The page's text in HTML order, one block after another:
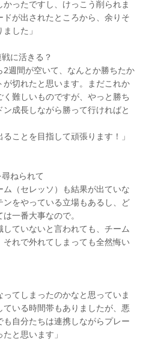
かったですし、けっこう削られま
が出されたところから、余りそ
した」
に活きる？
2週間が空いて、なんとか勝ちたか
切れたと思います。まだこれか
難しいものですが、やっと勝ち
成長しながら勝って行ければと
ことを目指して頑張ります！」
ねられて
ム（セレッソ）も結果が出ていな
をやっている立場もあるし、ど
一番大事なので。
ていないと言われても、チーム
れで外れてしまっても全然悔い
ってしまったのかなと思っていま
いる時間帯もありましたが、悪
自分たちは連携しながらプレー
と思います」